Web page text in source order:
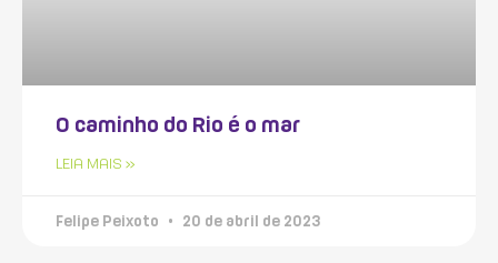
O caminho do Rio é o mar
LEIA MAIS »
Felipe Peixoto 20 de abril de 2023